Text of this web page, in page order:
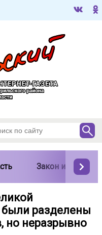
Закон и порядок
разделены
но неразрывно